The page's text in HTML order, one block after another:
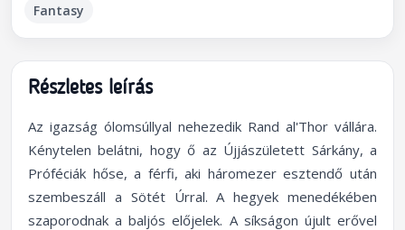
Fantasy
Részletes leírás
Az igazság ólomsúllyal nehezedik Rand al'Thor vállára.
Kénytelen belátni, hogy ő az Újjászületett Sárkány, a
Próféciák hőse, a férfi, aki háromezer esztendő után
szembeszáll a Sötét Úrral. A hegyek menedékében
szaporodnak a baljós előjelek. A síkságon újult erővel